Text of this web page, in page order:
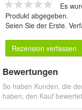
Es
Produkt abgegeben.
Seien Sie der Erste.
Rezension verfassen
Bewertungen
So haben Kunden, die
haben, den Kauf